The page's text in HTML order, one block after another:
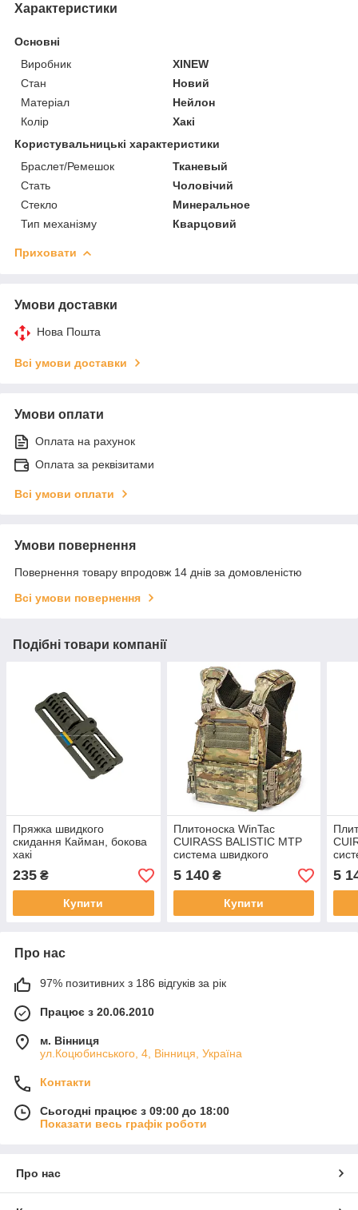
Характеристики
Основні
Виробник
XINEW
Стан
Новий
Матеріал
Нейлон
Колір
Хакі
Користувальницькі характеристики
Браслет/Ремешок
Тканевый
Стать
Чоловічий
Стекло
Минеральное
Тип механізму
Кварцовий
Приховати
Умови доставки
Нова Пошта
Всі умови доставки
Умови оплати
Оплата на рахунок
Оплата за реквізитами
Всі умови оплати
Умови повернення
Повернення товару впродовж 14 днів за домовленістю
Всі умови повернення
Подібні товари компанії
Пряжка швидкого
скидання Кайман, бокова
хакі
235 ₴
Купити
Плитоноска WinTac
CUIRASS BALISTIC MТР
система швидкого
скидання мультикам
5 140₴
Купити
5
Про нас
97% позитивних з 186 відгуків за рік
Працює з 20.06.2010
м. Вінниця
ул.Коцюбинського, 4, Вінниця, Україна
Контакти
Сьогодні працює з 09:00 до 18:00
Показати весь графік роботи
Про нас